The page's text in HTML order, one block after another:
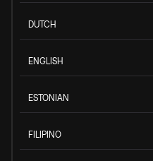
DUTCH
ENGLISH
ESTONIAN
FILIPINO